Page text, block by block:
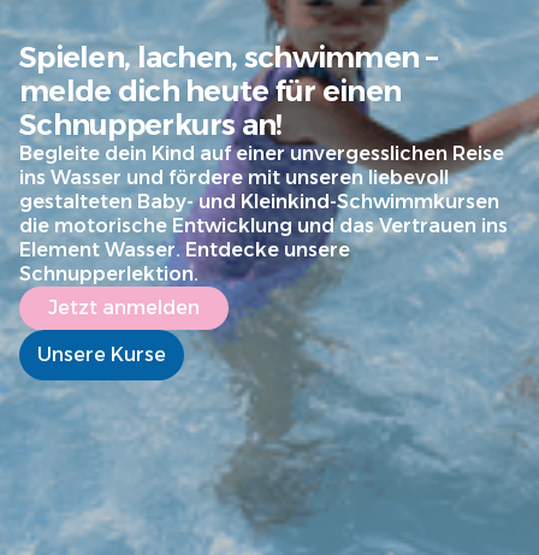
Spielen, lachen, schwimmen –
melde dich heute für einen
Schnupperkurs an!
Begleite dein Kind auf einer unvergesslichen Reise
ins Wasser und fördere mit unseren liebevoll
gestalteten Baby- und Kleinkind-Schwimmkursen
die motorische Entwicklung und das Vertrauen ins
Element Wasser. Entdecke unsere
Schnupperlektion.
Jetzt anmelden
Unsere Kurse